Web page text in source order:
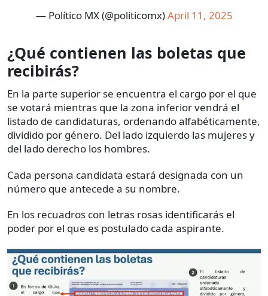
— Político MX (@politicomx)April 11, 2025
¿Qué contienen las boletas que
recibirás?
En la parte superior se encuentra el cargo por el que
se votará mientras que la zona inferior vendrá el
listado de candidaturas, ordenando alfabéticamente,
dividido por género. Del lado izquierdo las mujeres y
del lado derecho los hombres.
Cada persona candidata estará designada con un
número que antecede a su nombre.
En los recuadros con letras rosas identificarás el
poder por el que es postulado cada aspirante.